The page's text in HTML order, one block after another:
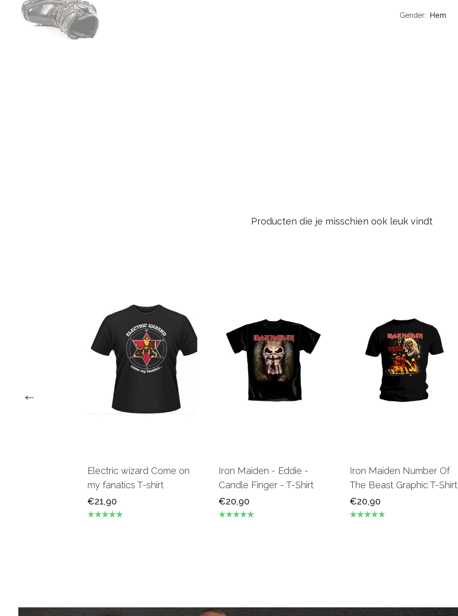
Gender Hem
Producten die je misschien ook leuk vindt
Electric wizard Come on
my fanatics T-shirt
€21,90
Iron Maiden - Eddie -
Candle Finger - T-Shirt
€20,90
Iron Maiden Number Of
The Beast Graphic T-Shirt
€20,90